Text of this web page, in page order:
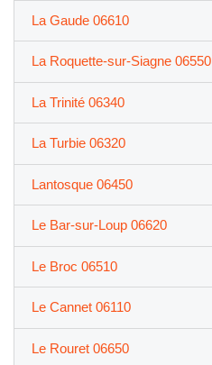
La Gaude 06610
La Roquette-sur-Siagne 06550
La Trinité 06340
La Turbie 06320
Lantosque 06450
Le Bar-sur-Loup 06620
Le Broc 06510
Le Cannet 06110
Le Rouret 06650